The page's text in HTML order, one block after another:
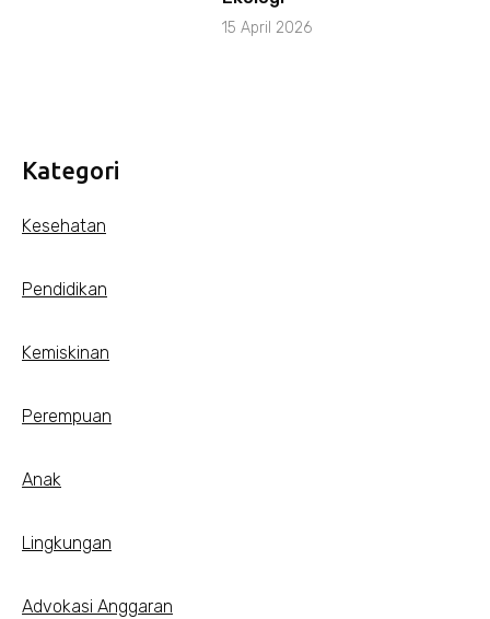
15 April 2026
Kategori
Kesehatan
Pendidikan
Kemiskinan
Perempuan
Anak
Lingkungan
Advokasi Anggaran